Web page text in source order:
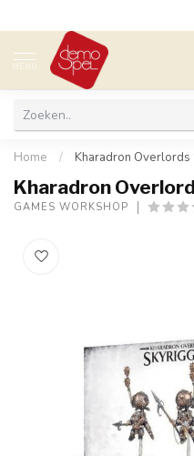
MENU
Home / Kharadron
Kharadron
GAMES WORKSHOP